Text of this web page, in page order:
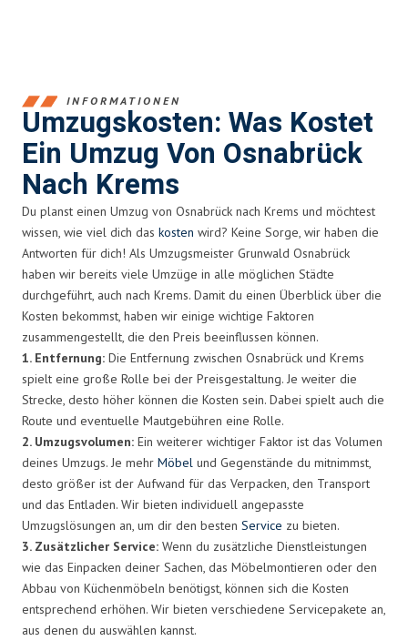
INFORMATIONEN
Umzugskosten: Was Kostet
Ein Umzug Von Osnabrück
Nach Krems
Du planst einen Umzug von Osnabrück nach Krems und möchtest
wissen, wie viel dich das kosten wird? Keine Sorge, wir haben die
Antworten für dich! Als Umzugsmeister Grunwald Osnabrück
haben wir bereits viele Umzüge in alle möglichen Städte
durchgeführt, auch nach Krems. Damit du einen Überblick über die
Kosten bekommst, haben wir einige wichtige Faktoren
zusammengestellt, die den Preis beeinflussen können.
1. Entfernung: Die Entfernung zwischen Osnabrück und Krems
spielt eine große Rolle bei der Preisgestaltung. Je weiter die
Strecke, desto höher können die Kosten sein. Dabei spielt auch die
Route und eventuelle Mautgebühren eine Rolle.
2. Umzugsvolumen: Ein weiterer wichtiger Faktor ist das Volumen
deines Umzugs. Je mehr Möbel und Gegenstände du mitnimmst,
desto größer ist der Aufwand für das Verpacken, den Transport
und das Entladen. Wir bieten individuell angepasste
Umzugslösungen an, um dir den besten Service zu bieten.
3. Zusätzlicher Service: Wenn du zusätzliche Dienstleistungen
wie das Einpacken deiner Sachen, das Möbelmontieren oder den
Abbau von Küchenmöbeln benötigst, können sich die Kosten
entsprechend erhöhen. Wir bieten verschiedene Servicepakete an,
aus denen du auswählen kannst.